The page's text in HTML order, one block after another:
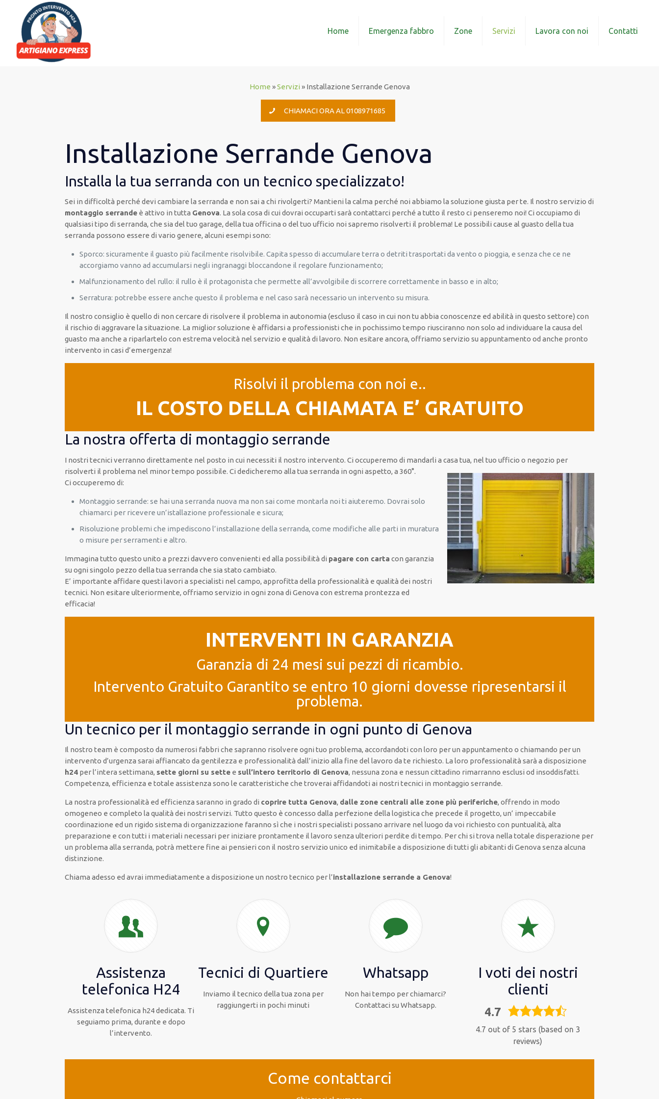
Home Emergenza fabbro Zone Servizi Lavora con noi Contatti
Home »Servizi» Installazione Serrande Genova
CHIAMACI ORA AL 0108971685
Installazione Serrande Genova
Installa la tua serranda con un tecnico specializzato!
Sei in difficoltà perché devi cambiare la serranda e non sai a chi rivolgerti? Mantieni la calma perché noi abbiamo la soluzione giusta per te. Il nostro servizio di
montaggio serrande è attivo in tutta Genova. La sola cosa di cui dovrai occuparti sarà contattarci perché a tutto il resto ci penseremo noi! Ci occupiamo di
qualsiasi tipo di serranda, che sia del tuo garage, della tua officina o del tuo ufficio noi sapremo risolverti il problema! Le possibili cause al guasto della tua
serranda possono essere di vario genere, alcuni esempi sono:
Sporco: sicuramente il guasto più facilmente risolvibile. Capita spesso di accumulare terra o detriti trasportati da vento o pioggia, e senza che ce ne
accorgiamo vanno ad accumularsi negli ingranaggi bloccandone il regolare funzionamento;
Malfunzionamento del rullo: il rullo è il protagonista che permette all’avvolgibile di scorrere correttamente in basso e in alto;
Serratura: potrebbe essere anche questo il problema e nel caso sarà necessario un intervento su misura.
Il nostro consiglio è quello di non cercare di risolvere il problema in autonomia (escluso il caso in cui non tu abbia conoscenze ed abilità in questo settore) con
il rischio di aggravare la situazione. La miglior soluzione è affidarsi a professionisti che in pochissimo tempo riusciranno non solo ad individuare la causa del
guasto ma anche a riparlartelo con estrema velocità nel servizio e qualità di lavoro. Non esitare ancora, offriamo servizio su appuntamento od anche pronto
intervento in casi d’emergenza!
Risolvi il problema con noi e..
IL COSTO DELLA CHIAMATA E’ GRATUITO
La nostra offerta di montaggio serrande
I nostri tecnici verranno direttamente nel posto in cui necessiti il nostro intervento. Ci occuperemo di mandarli a casa tua, nel tuo ufficio o negozio per
risolverti il problema nel minor tempo possibile. Ci dedicheremo alla tua serranda in ogni aspetto, a 360°.
Ci occuperemo di:
Montaggio serrande: se hai una serranda nuova ma non sai come montarla noi ti aiuteremo. Dovrai solo
chiamarci per ricevere un’istallazione professionale e sicura;
Risoluzione problemi che impediscono l’installazione della serranda, come modifiche alle parti in muratura
o misure per serramenti e altro.
Immagina tutto questo unito a prezzi davvero convenienti ed alla possibilità di pagare con carta con garanzia
su ogni singolo pezzo della tua serranda che sia stato cambiato.
E’ importante affidare questi lavori a specialisti nel campo, approfitta della professionalità e qualità dei nostri
tecnici. Non esitare ulteriormente, offriamo servizio in ogni zona di Genova con estrema prontezza ed
efficacia!
INTERVENTI IN GARANZIA
Garanzia di 24 mesi sui pezzi di ricambio.
Intervento Gratuito Garantito se entro 10 giorni dovesse ripresentarsi il
problema.
Un tecnico per il montaggio serrande in ogni punto di Genova
Il nostro team è composto da numerosi fabbri che sapranno risolvere ogni tuo problema, accordandoti con loro per un appuntamento o chiamando per un
intervento d’urgenza sarai affiancato da gentilezza e professionalità dall’inizio alla fine del lavoro da te richiesto. La loro professionalità sarà a disposizione
h24 per l’intera settimana, sette giorni su sette e sull’intero territorio di Genova, nessuna zona e nessun cittadino rimarranno esclusi od insoddisfatti.
Competenza, efficienza e totale assistenza sono le caratteristiche che troverai affidandoti ai nostri tecnici in montaggio serrande.
La nostra professionalità ed efficienza saranno in grado di coprire tutta Genova, dalle zone centrali alle zone più periferiche, offrendo in modo
omogeneo e completo la qualità dei nostri servizi. Tutto questo è concesso dalla perfezione della logistica che precede il progetto, un’ impeccabile
coordinazione ed un rigido sistema di organizzazione faranno sì che i nostri specialisti possano arrivare nel luogo da voi richiesto con puntualità, alta
preparazione e con tutti i materiali necessari per iniziare prontamente il lavoro senza ulteriori perdite di tempo. Per chi si trova nella totale disperazione per
un problema alla serranda, potrà mettere fine ai pensieri con il nostro servizio unico ed inimitabile a disposizione di tutti gli abitanti di Genova senza alcuna
distinzione.
Chiama adesso ed avrai immediatamente a disposizione un nostro tecnico per l’installazione serrande a Genova!
Assistenza
telefonica H24
Assistenza telefonica h24 dedicata. Ti
seguiamo prima, durante e dopo
l’intervento.
Tecnici di Quartiere
Inviamo il tecnico della tua zona per
raggiungerti in pochi minuti
Whatsapp
Non hai tempo per chiamarci?
Contattaci su Whatsapp.
I voti dei nostri
clienti
4.7
4,7
4.7 out of 5 stars (based on 3
reviews)
Come contattarci